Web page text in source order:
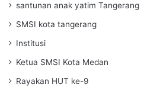
santunan anak yatim Tangerang
SMSI kota tangerang
Institusi
Ketua SMSI Kota Medan
Rayakan HUT ke-9